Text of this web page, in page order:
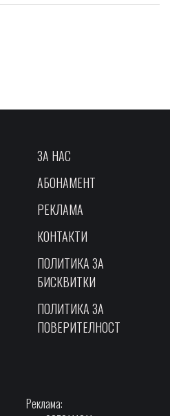
ЗА НАС
АБОНАМЕНТ
РЕКЛАМА
КОНТАКТИ
ПОЛИТИКА ЗА
БИСКВИТКИ
ПОЛИТИКА ЗА
ПОВЕРИТЕЛНОСТ
Реклама: